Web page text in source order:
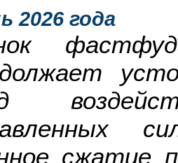
2026 года
сжатие